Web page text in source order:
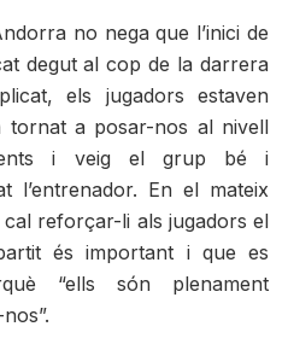
no nega que l’inici de
degut al cop de la darrera
els jugadors estaven
tornat a posar-nos al nivell
i veig el grup bé i
l’entrenador. En el mateix
reforçar-li als jugadors el
és important i que es
“ells són plenament